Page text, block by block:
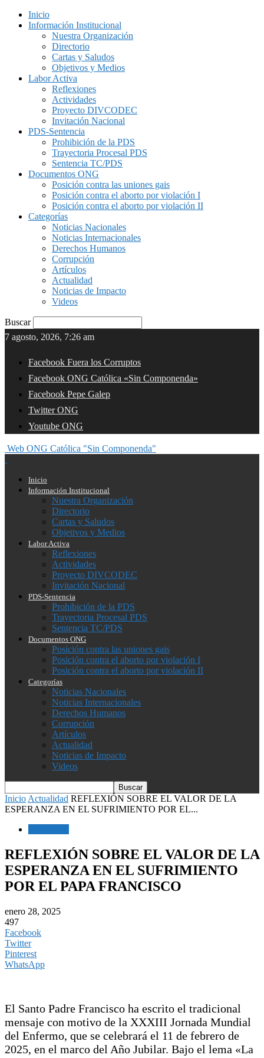
Inicio
Información Institucional
Nuestra Organización
Directorio
Cartas y Saludos
Objetivos y Medios
Labor Activa
Reflexiones
Actividades
Proyecto DIVCODEC
Invitación Nacional
PDS-Sentencia
Prohibición de la PDS
Trayectoria Procesal PDS
Sentencia TC/PDS
Documentos ONG
Posición contra las uniones gais
Posición contra el aborto por violación I
Posición contra el aborto por violación II
Categorías
Noticias Nacionales
Noticias Internacionales
Derechos Humanos
Corrupción
Artículos
Actualidad
Noticias de Impacto
Videos
Buscar
7 agosto, 2026, 7:26 am
Facebook Fuera los Corruptos
Facebook ONG Católica «Sin Componenda»
Facebook Pepe Galep
Twitter ONG
Youtube ONG
Web ONG Católica "Sin Componenda"
Inicio
Información Institucional
Nuestra Organización
Directorio
Cartas y Saludos
Objetivos y Medios
Labor Activa
Reflexiones
Actividades
Proyecto DIVCODEC
Invitación Nacional
PDS-Sentencia
Prohibición de la PDS
Trayectoria Procesal PDS
Sentencia TC/PDS
Documentos ONG
Posición contra las uniones gais
Posición contra el aborto por violación I
Posición contra el aborto por violación II
Categorías
Noticias Nacionales
Noticias Internacionales
Derechos Humanos
Corrupción
Artículos
Actualidad
Noticias de Impacto
Videos
Inicio Actualidad REFLEXIÓN SOBRE EL VALOR DE LA
ESPERANZA EN EL SUFRIMIENTO POR EL...
REFLEXIÓN SOBRE EL VALOR DE LA
ESPERANZA EN EL SUFRIMIENTO
POR EL PAPA FRANCISCO
enero 28, 2025
497
Facebook
Twitter
Pinterest
WhatsApp
El Santo Padre Francisco ha escrito el tradicional
mensaje con motivo de la XXXIII Jornada Mundial
del Enfermo, que se celebrará el 11 de febrero de
2025, en el marco del Año Jubilar. Bajo el lema «La